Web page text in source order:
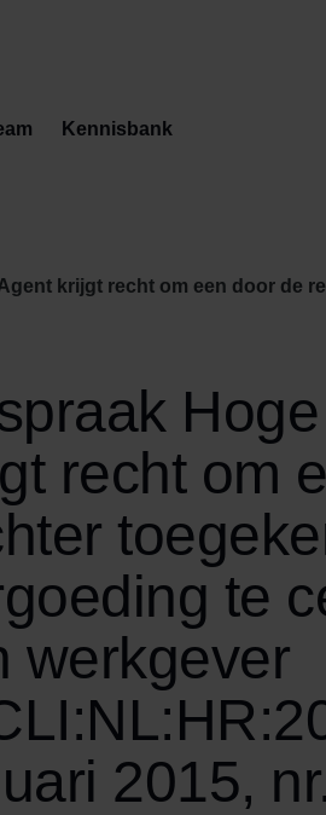
Kennisbank
recht om een door de rechter toegekende
recht om
te
werkgever
2015,